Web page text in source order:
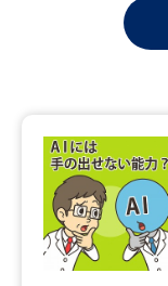
過去問題集
大学・短大以外の
専門学校の資料請求